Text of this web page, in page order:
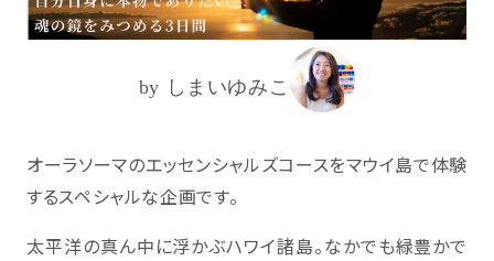
by しまいゆみこ
オーラソーマのエッセンシャルズコースをマウイ島で体験
するスペシャルな企画です。
太平洋の真ん中に浮かぶハワイ諸島。なかでも緑豊かで